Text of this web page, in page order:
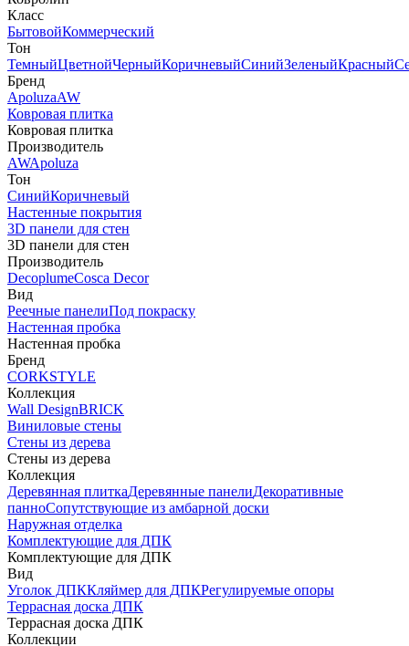
Класс
БытовойКоммерческий
Тон
ТемныйЦветнойЧерныйКоричневыйСинийЗеленыйКрасный
Бренд
ApoluzaAW
Ковровая плитка
Ковровая плитка
Производитель
AWApoluza
Тон
СинийКоричневый
Настенные покрытия
3D панели для стен
3D панели для стен
Производитель
DecoplumeCosca Decor
Вид
Реечные панелиПод покраску
Настенная пробка
Настенная пробка
Бренд
CORKSTYLE
Коллекция
Wall DesignBRICK
Виниловые стены
Стены из дерева
Стены из дерева
Коллекция
Деревянная плиткаДеревянные панелиДекоративные
панноСопутствующие из амбарной доски
Наружная отделка
Комплектующие для ДПК
Комплектующие для ДПК
Вид
Уголок ДПККляймер для ДПКРегулируемые опоры
Террасная доска ДПК
Террасная доска ДПК
Коллекции